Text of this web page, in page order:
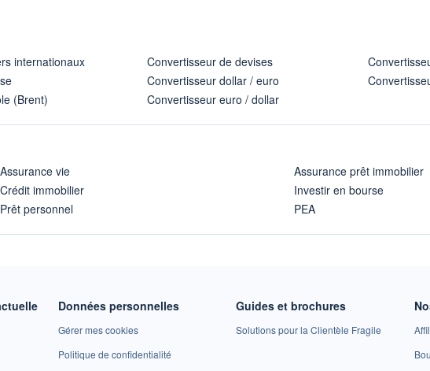
internationaux
(Brent)
Convertisseur de devises
Convertisseur dollar / euro
Convertisseur euro / dollar
Assurance vie
Crédit immobilier
Prêt personnel
Assurance prêt immobilier
Investir en bourse
PEA
Données personnelles
Gérer mes cookies
Politique de confidentialité
Guides et brochures
Solutions pour la Clientèle Fragile